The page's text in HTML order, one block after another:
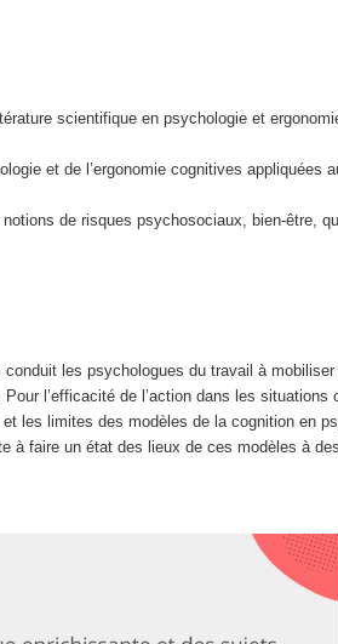
scientifique en psychologie et
et de l’ergonomie cognitives appliquées
de risques psychosociaux, bien-être,
conduit les psychologues du travail à mobiliser
l’efficacité de l’action dans les situations
les limites des modèles de la cognition en
à faire un état des lieux de ces modèles à